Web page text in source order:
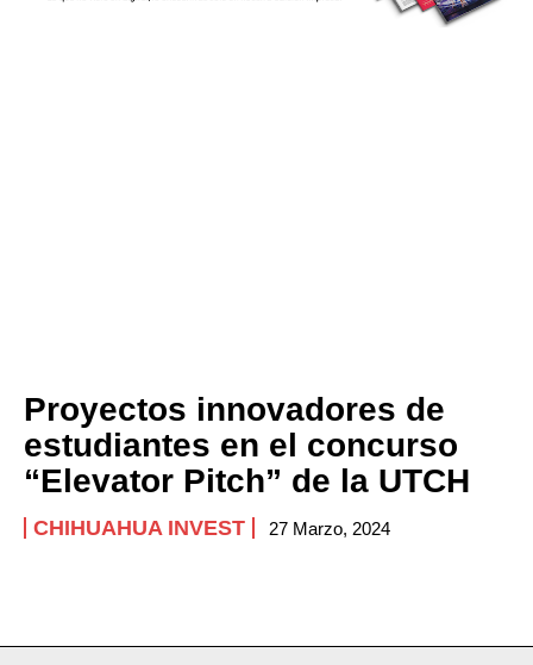
Proyectos innovadores de
estudiantes en el concurso
“Elevator Pitch” de la UTCH
CHIHUAHUA INVEST 27 Marzo, 2024